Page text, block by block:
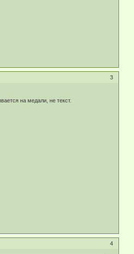
3
на медали, не текст.
4